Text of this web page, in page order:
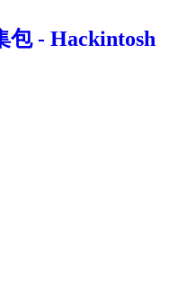
包 - Hackintosh